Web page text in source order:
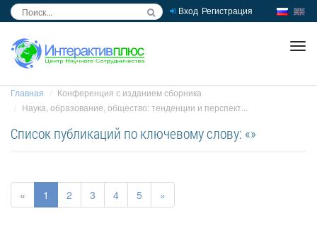
Вход Регистрация
Главная
Конференция с изданием сборника
Наука, образование, общество: тенденции и перспект...
Список публикаций по ключевому слову: «»
« 1 2 3 4 5 »